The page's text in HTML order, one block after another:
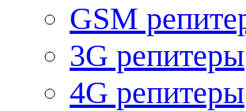
GSM
3G репитеры
4G репитеры